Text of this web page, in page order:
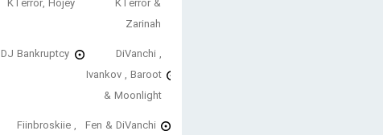
KTerror &
Zarinah
KTerror, Hojey
DiVanchi ,
Ivankov , Baroot
& Moonlight
DJ Bankruptcy
Fen & DiVanchi
Fiinbroskiie ,